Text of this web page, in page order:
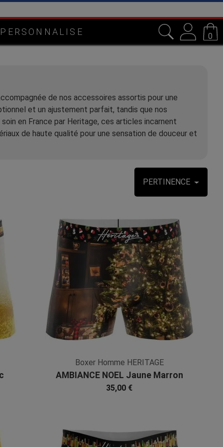
0
de nos accessoires assortis pour une
et un ajustement parfait, tandis que nos
en France par Heritage, ces articles incarnent
de haute qualité pour une sensation de douceur et
PERTINENCE
Boxer Homme HERITAGE
AMBIANCE NOEL Jaune Marron
Microfibre
35,00 €